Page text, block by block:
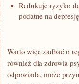
Redukuje ryzyko
podatne na
Warto więc zadbać o
również dla zdrowia
odpowiada, może